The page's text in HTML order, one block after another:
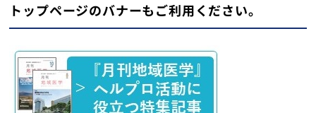
トップページのバナーもご利用ください。